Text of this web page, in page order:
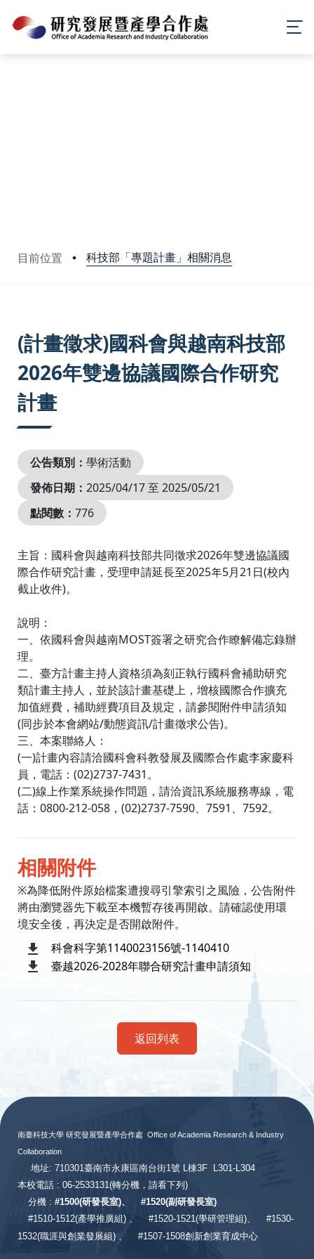
目前位置 科技部「專題計畫」相關消息
(計畫徵求)國科會與越南科技部
2026年雙邊協議國際合作研究
計畫
公告類別： 學術活動
發佈日期： 2025/04/17 至 2025/05/21
點閱數： 776
主旨：國科會與越南科技部共同徵求2026年雙邊協議國
際合作研究計畫，受理申請延長至2025年5月21日(校內
截止收件)。
說明：
一、依國科會與越南MOST簽署之研究合作瞭解備忘錄辦
理。
二、臺方計畫主持人資格須為刻正執行國科會補助研究
類計畫主持人，並於該計畫基礎上，增核國際合作擴充
加值經費，補助經費項目及規定，請參閱附件申請須知
(同步於本會網站/動態資訊/計畫徵求公告)。
三、本案聯絡人：
(一)計畫內容請洽國科會科教發展及國際合作處李家慶科
員，電話：(02)2737-7431。
(二)線上作業系統操作問題，請洽資訊系統服務專線，電
話：0800-212-058，(02)2737-7590、7591、7592。
相關附件
※為降低附件原始檔案遭搜尋引擎索引之風險，公告附件
將由瀏覽器先下載至本機暫存後再開啟。請確認使用環
境安全後，再決定是否開啟附件。
科會科字第1140023156號-1140410
臺越2026-2028年聯合研究計畫申請須知
返回列表
南臺科技大學 研究發展暨產學合作處 Office of Academia Research & Industry
Collaboration
地址: 710301臺南市永康區南台街1號 L棟3F L301-L304
本校電話 : 06-2533131(轉分機，請看下列)
分機 : #1500(研發長室)、 #1520(副研發長室)
#1510-1512(產學推廣組) 、 #1520-1521(學研管理組)、
#1530-
1532(職涯與創業發展組) 、
#1507-1508創新創業育成中心